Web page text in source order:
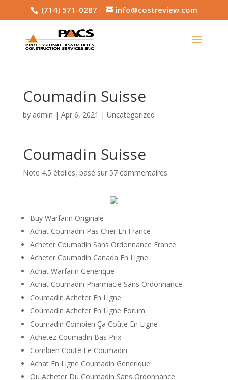
(714) 571-0287 info@costreview.com
Coumadin Suisse
by admin | Apr 6, 2021 | Uncategorized
Coumadin Suisse
Note 4.5 étoiles, basé sur 57commentaires.
Buy Warfarin Originale
Achat Coumadin Pas Cher En France
Acheter Coumadin Sans Ordonnance France
Acheter Coumadin Canada En Ligne
Achat Warfarin Generique
Achat Coumadin Pharmacie Sans Ordonnance
Coumadin Acheter En Ligne
Coumadin Acheter En Ligne Forum
Coumadin Combien Ça Coûte En Ligne
Achetez Coumadin Bas Prix
Combien Coute Le Coumadin
Achat En Ligne Coumadin Generique
Ou Acheter Du Coumadin Sans Ordonnance